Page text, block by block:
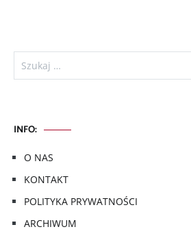
Szukaj:
INFO:
O NAS
KONTAKT
POLITYKA PRYWATNOŚCI
ARCHIWUM